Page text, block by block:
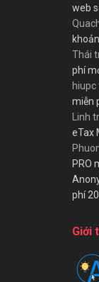
web
Thái
phí
hiupc
miễn
Linh
eTax
PRO
phí
Giới